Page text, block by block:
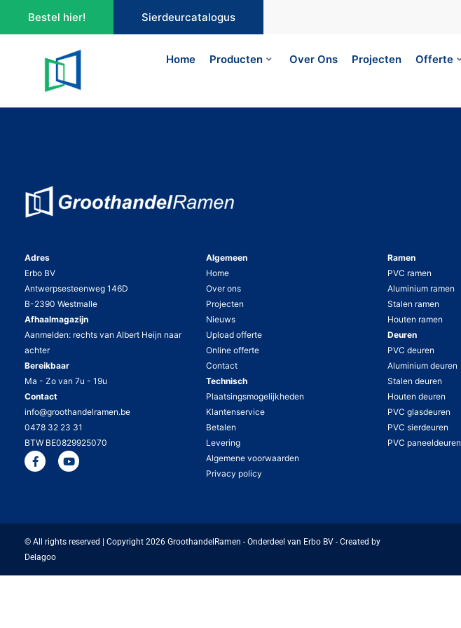
Bestel hier! Sierdeurcatalogus
Home Producten Over Ons Projecten Offerte
Adres
Erbo BV
Antwerpsesteenweg 146D
B-2390 Westmalle
Afhaalmagazijn
Aanmelden: rechts van Albert Heijn naar
achter
Bereikbaar
Ma - Zo van 7u - 19u
Contact
info@groothandelramen.be
0478 32 23 31
BTW BE0829925070
Algemeen
Home
Over ons
Projecten
Nieuws
Upload offerte
Online offerte
Contact
Technisch
Plaatsingsmogelijkheden
Klantenservice
Betalen
Levering
Algemene voorwaarden
Privacy policy
Ramen
PVC ramen
Aluminium ramen
Stalen ramen
Houten ramen
Deuren
PVC deuren
Aluminium deuren
Stalen deuren
Houten deuren
PVC glasdeuren
PVC sierdeuren
PVC paneeldeuren
© All rights reserved | Copyright 2026 GroothandelRamen - Onderdeel van Erbo BV - Created by
Delagoo